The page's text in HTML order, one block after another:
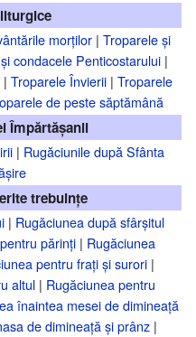
morților | Troparele și
condacele Penticostarului|
| Troparele Învierii| Troparele
de peste săptămână
Împărtășanii
| Rugăciunile după Sfânta
trebuințe
| Rugăciunea după sfârșitul
părinți | Rugăciunea
pentru frați și surori |
altul| Rugăciunea pentru
înaintea mesei de dimineață
de dimineață și prânz|